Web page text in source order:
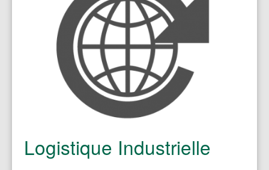
revues
Editeur de livre
Acteur culturel ou associatif
E-commerçant
Logistique Industrielle